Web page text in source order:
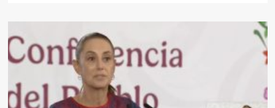
hablan
“No
a
en
provocaciones”:
Sheinbaum
garantiza “tranquilidad”